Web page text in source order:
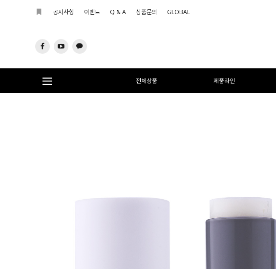
공지사항 이벤트 Q & A 상품문의 GLOBAL
전체상품 제품라인